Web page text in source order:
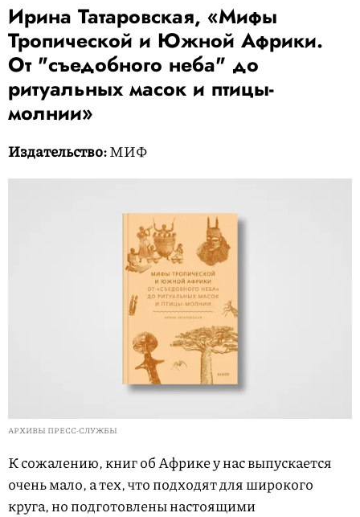
Ирина Татаровская, «Мифы
Тропической и Южной Африки.
От "съедобного неба" до
ритуальных масок и птицы-
молнии»
Издательство:МИФ
АРХИВЫ ПРЕСС-СЛУЖБЫ
К сожалению, книг об Африке у нас выпускается
очень мало, а тех, что подходят для широкого
круга, но подготовлены настоящими